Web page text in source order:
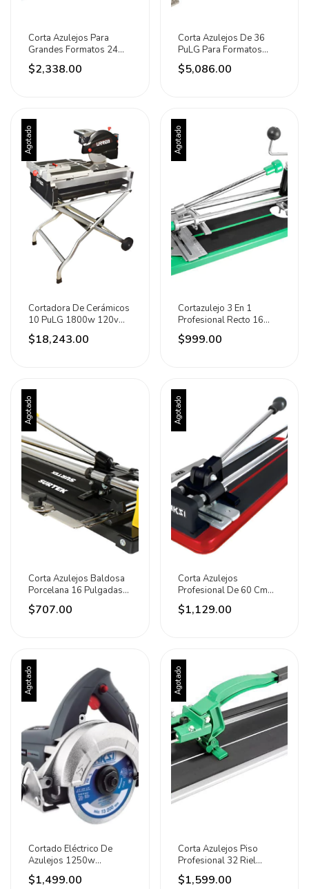
Corta Azulejos Para
Grandes Formatos 24
Pulgadas Surtek
$2,338.00
Corta Azulejos De 36
PuLG Para Formatos
Grandes Marca Urrea
$5,086.00
Agotado
Cortadora De Cerámicos
10 PuLG 1800w 120v
4000rpm Urrea
$18,243.00
Agotado
Cortazulejo 3 En 1
Profesional Recto 16
Pulgadas Lion Tools
$999.00
Agotado
Corta Azulejos Baldosa
Porcelana 16 Pulgadas
Surtek
$707.00
Agotado
Corta Azulejos
Profesional De 60 Cm
C/baleros 104332 Aksi
$1,129.00
Agotado
Cortado Eléctrico De
Azulejos 1250w
Industrial 4 1/2 Aksi
$1,499.00
Agotado
Corta Azulejos Piso
Profesional 32 Riel
Acero Lion Tools
$1,599.00